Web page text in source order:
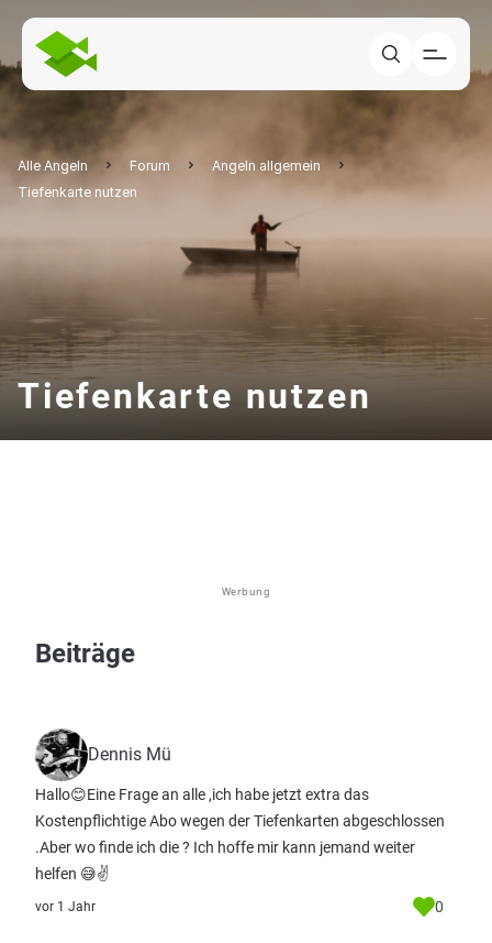
Alle Angeln Forum
Angeln allgemein
Tiefenkarte nutzen
Tiefenkarte nutzen
Werbung
Beiträge
Dennis Mü
Hallo😊Eine Frage an alle ,ich habe jetzt extra das
Kostenpflichtige Abo wegen der Tiefenkarten abgeschlossen
.Aber wo finde ich die ? Ich hoffe mir kann jemand weiter
helfen 😅✌️
vor 1 Jahr 0